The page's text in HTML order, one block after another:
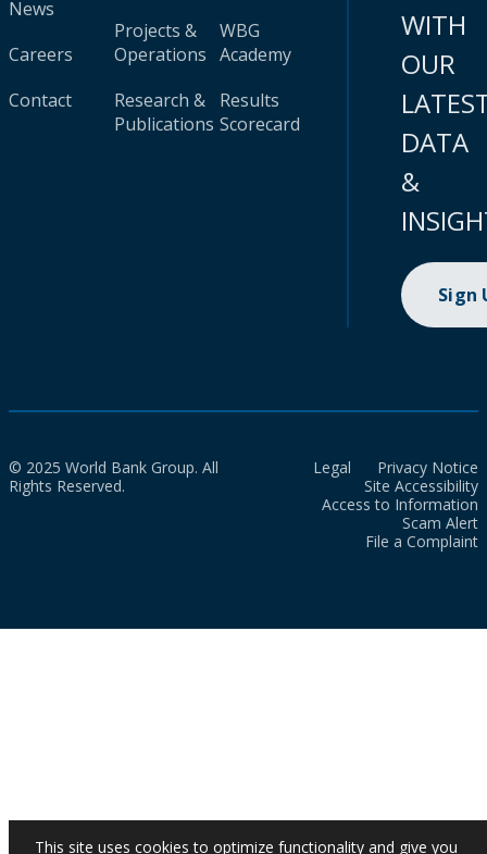
News
Careers
Contact
Projects &
Operations
Research &
Publications
WBG
Academy
Results
Scorecard
WITH
OUR
DATA
&
Sign
© 2025 World Bank Group. All
Rights Reserved.
Legal
Privacy Notice
Site Accessibility
Access to Information
Scam Alert
File a Complaint
This site uses cookies to optimize functionality and give you